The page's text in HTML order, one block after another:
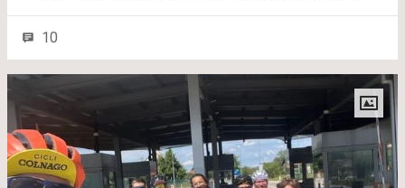
namreč izdelana z inovativnimi premazi, ki odbijajo sončne
10